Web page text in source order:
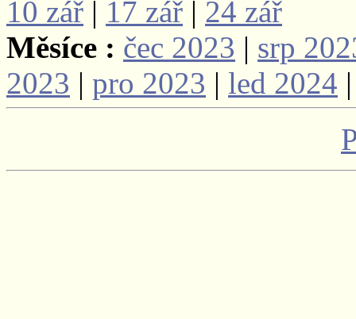
10 zář | 17 zář | 24 zář
Měsíce : čec 2023 | srp
2023 | pro 2023 | led 2024